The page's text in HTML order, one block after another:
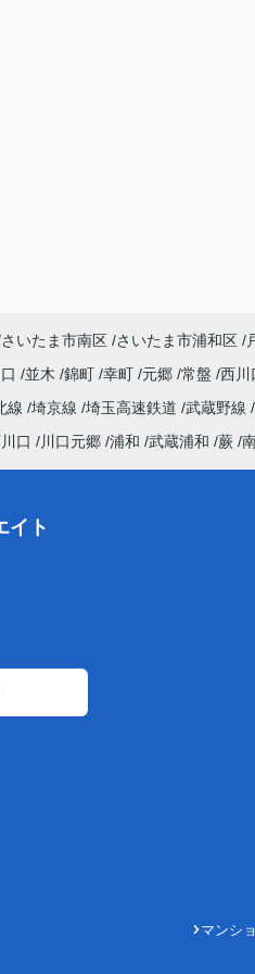
さいたま市南区 さいたま市浦和区
並木 錦町 幸町 元郷 常盤 西川
線 埼京線 埼玉高速鉄道 武蔵野線
口 川口元郷 浦和 武蔵浦和 蕨
イト
マンシ